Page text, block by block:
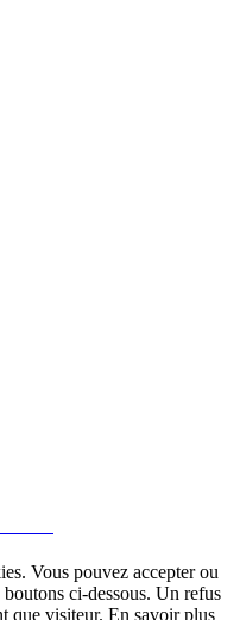
Vous pouvez accepter ou
ci-dessous. Un refus
que visiteur. En savoir plus